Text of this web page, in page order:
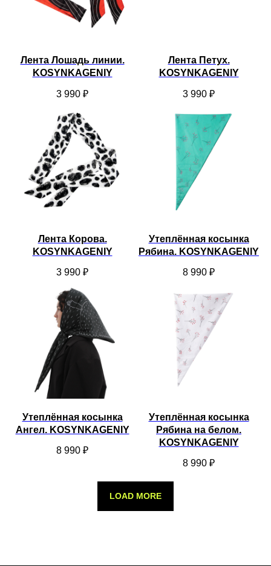
Лента Лошадь линии.
KOSYNKAGENIY
3 990 ₽
Лента Петух.
KOSYNKAGENIY
3 990 ₽
Лента Корова.
KOSYNKAGENIY
3 990 ₽
Утеплённая косынка
Рябина. KOSYNKAGENIY
8 990 ₽
Утеплённая косынка
Ангел. KOSYNKAGENIY
8 990 ₽
Утеплённая косынка
Рябина на белом.
KOSYNKAGENIY
8 990 ₽
LOAD MORE